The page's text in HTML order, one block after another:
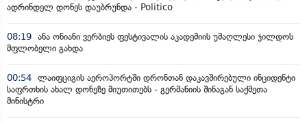
ადრინდელ დონეს დაუბრუნდა - Politico
08:19 ანა ონიანი ვერბიეს ფესტივალის აკადემიის უმაღლესი ჯილდოს
მფლობელი გახდა
00:54 ლაიფციგის აეროპორტში დრონთან დაკავშირებული ინციდენტი
საფრთხის ახალ დონეზე მიუთითებს - გერმანიის შინაგან საქმეთა
მინისტრი